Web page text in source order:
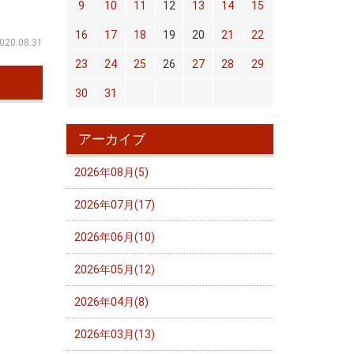
9 10 11 12 13 14 15
16 17 18 19 20 21 22
23 24 25 26 27 28 29
30 31
アーカイブ
2026年08月(5)
2026年07月(17)
2026年06月(10)
2026年05月(12)
2026年04月(8)
2026年03月(13)